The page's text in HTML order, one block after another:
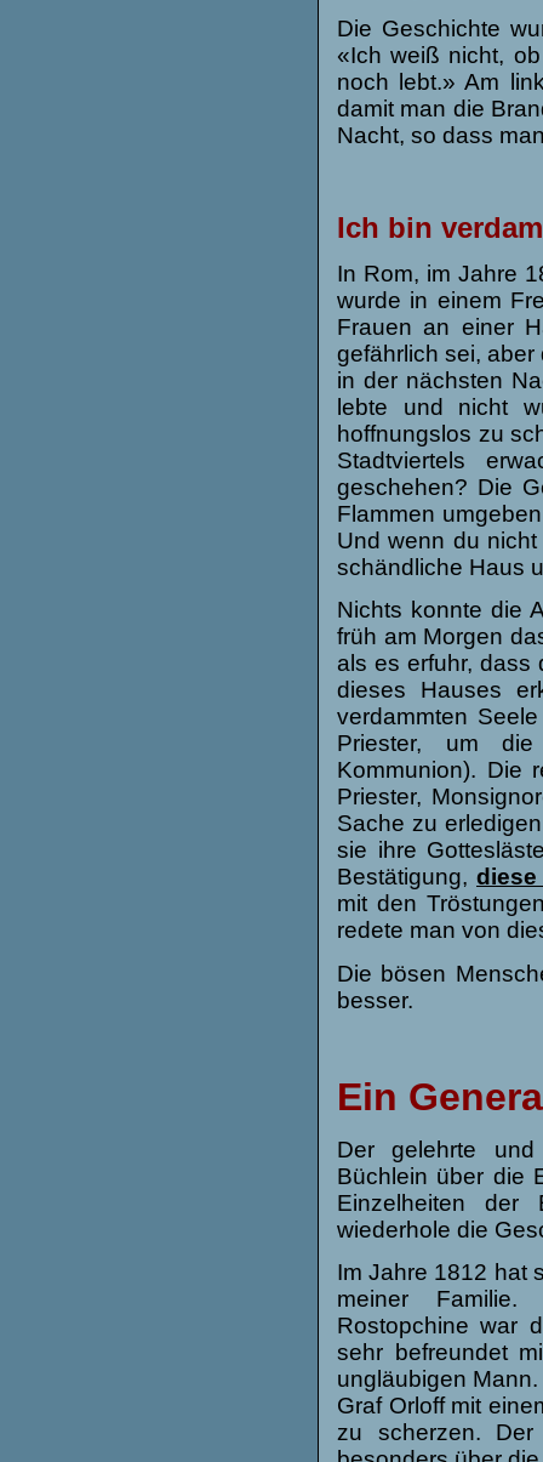
Die Geschichte
«Ich weiß nicht,
noch lebt.» Am
damit man die
Nacht, so dass
Ich bin
In Rom, im Jahre
wurde in einem
Frauen an einer
gefährlich sei,
in der nächsten
lebte und nicht
hoffnungslos zu
Stadtviertels
geschehen? Die
Flammen
Und wenn du
schändliche Haus
Nichts konnte die
früh am Morgen
als es erfuhr, dass
dieses Hauses
verdammten
Priester, um
Kommunion). Die
Priester,
Sache zu
sie ihre
Bestätigung,
mit den
redete man von
Die bösen
besser.
Ein
Der gelehrte
Büchlein über die
Einzelheiten der
wiederhole die
Im Jahre 1812 hat
meiner Familie.
Rostopchine war
sehr befreundet
ungläubigen
Graf Orloff mit
zu scherzen.